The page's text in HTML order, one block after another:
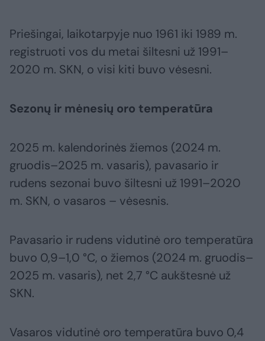
Priešingai, laikotarpyje nuo 1961 iki 1989 m.
registruoti vos du metai šiltesni už 1991–
2020 m. SKN, o visi kiti buvo vėsesni.
Sezonų ir mėnesių oro temperatūra
2025 m. kalendorinės žiemos (2024 m.
gruodis–2025 m. vasaris), pavasario ir
rudens sezonai buvo šiltesni už 1991–2020
m. SKN, o vasaros – vėsesnis.
Pavasario ir rudens vidutinė oro temperatūra
buvo 0,9–1,0 °C, o žiemos (2024 m. gruodis–
2025 m. vasaris), net 2,7 °C aukštesnė už
SKN.
Vasaros vidutinė oro temperatūra buvo 0,4